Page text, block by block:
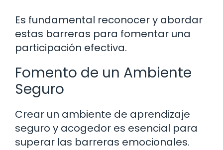
Es fundamental reconocer y abordar
estas barreras para fomentar una
participación efectiva.
Fomento de un Ambiente
Seguro
Crear un ambiente de aprendizaje
seguro y acogedor es esencial para
superar las barreras emocionales.